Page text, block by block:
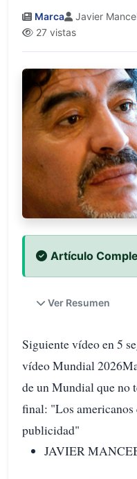
Marca Javier
27 vistas
Artículo
Ver Resumen
Siguiente vídeo en 5
vídeo Mundial
de un Mundial que no
final: "Los americanos
publicidad"
JAVIER